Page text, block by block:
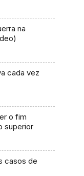
na
cada vez
o fim
superior